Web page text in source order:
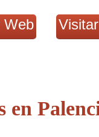
Web
en